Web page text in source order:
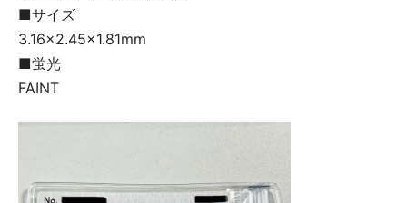
■サイズ
3.16×2.45×1.81mm
■蛍光
FAINT